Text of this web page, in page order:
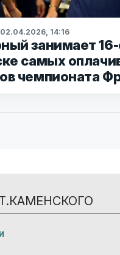
02.04.2026, 14:16
занимает
самых
чемпионата